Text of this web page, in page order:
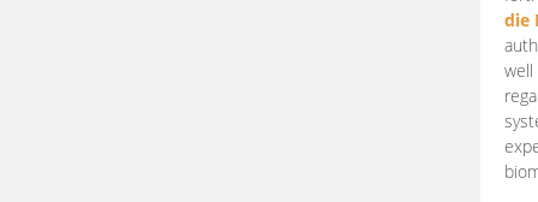
die
well